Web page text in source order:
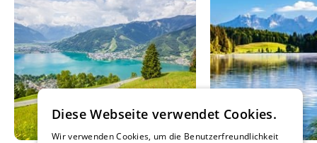
Diese Webseite verwendet Cookies.
Wir verwenden Cookies, um die Benutzerfreundlichkeit